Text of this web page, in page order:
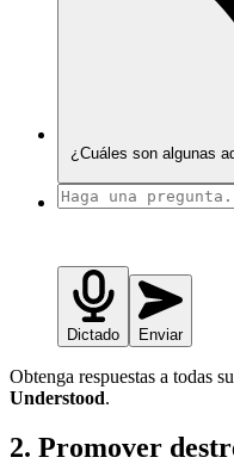
¿Cuáles son algunas
Dictado Enviar
Obtenga respuestas a todas
Understood.
2. Promover